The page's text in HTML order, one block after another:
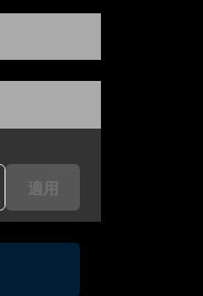
適用